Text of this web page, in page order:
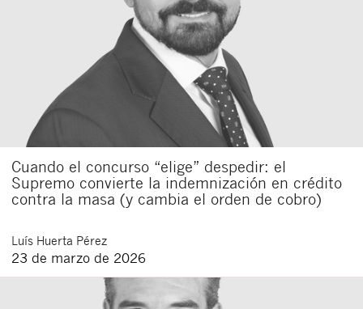
Cuando el concurso “elige” despedir: el
Supremo convierte la indemnización en crédito
contra la masa (y cambia el orden de cobro)
Luís Huerta Pérez
23 de marzo de 2026